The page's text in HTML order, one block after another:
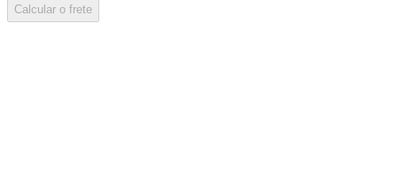
Calcular o frete